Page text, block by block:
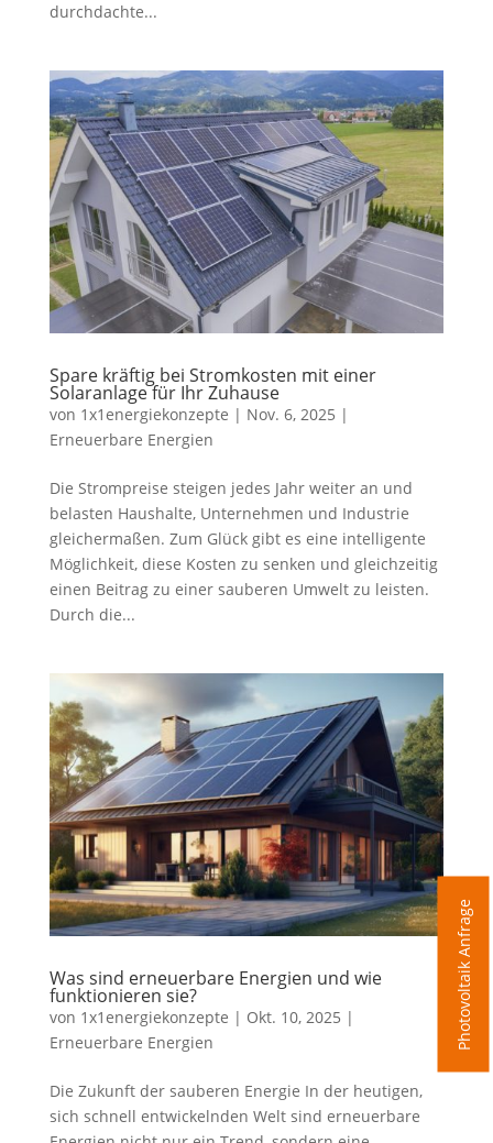
durchdachte...
Spare kräftig bei Stromkosten mit einer
Solaranlage für Ihr Zuhause
von 1x1energiekonzepte | Nov. 6, 2025 |
Erneuerbare Energien
Die Strompreise steigen jedes Jahr weiter an und
belasten Haushalte, Unternehmen und Industrie
gleichermaßen. Zum Glück gibt es eine intelligente
Möglichkeit, diese Kosten zu senken und gleichzeitig
einen Beitrag zu einer sauberen Umwelt zu leisten.
Durch die...
Was sind erneuerbare Energien und wie
funktionieren sie?
von 1x1energiekonzepte | Okt. 10, 2025 |
Erneuerbare Energien
Die Zukunft der sauberen Energie In der heutigen,
sich schnell entwickelnden Welt sind erneuerbare
Photovoltaik Anfrage